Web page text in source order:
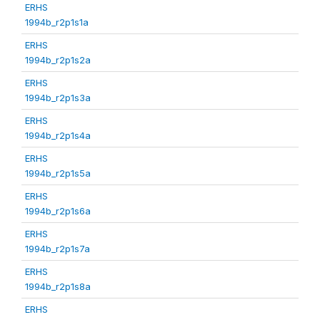
ERHS
1994b_r2p1s1a
ERHS
1994b_r2p1s2a
ERHS
1994b_r2p1s3a
ERHS
1994b_r2p1s4a
ERHS
1994b_r2p1s5a
ERHS
1994b_r2p1s6a
ERHS
1994b_r2p1s7a
ERHS
1994b_r2p1s8a
ERHS